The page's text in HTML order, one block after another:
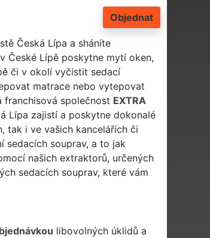
Objednat
Česká Lípa a sháníte
České Lípě poskytne mytí oken,
či v okolí vyčistit sedací
matrace nebo vytepovat
franchisová společnost EXTRA
Lípa zajistí a poskytne dokonalé
tak i ve vašich kancelářích či
sedacích souprav, a to jak
našich extraktorů, určených
sedacích souprav, které vám
libovolných úklidů a